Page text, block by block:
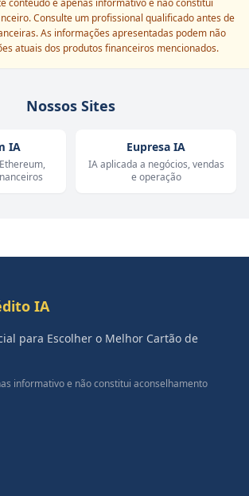
conteúdo é apenas informativo e não constitui
Consulte um profissional qualificado antes de
As informações apresentadas podem não
atuais dos produtos financeiros mencionados.
Nossos Sites
IA Eupresa IA
IA aplicada a negócios, vendas
e operação
IA
para Escolher o Melhor Cartão de
informativo e não constitui aconselhamento